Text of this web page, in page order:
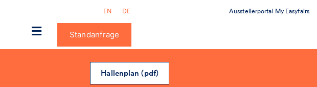
EN DE Ausstellerportal My Easyfairs
Standanfrage
Hallenplan (pdf)